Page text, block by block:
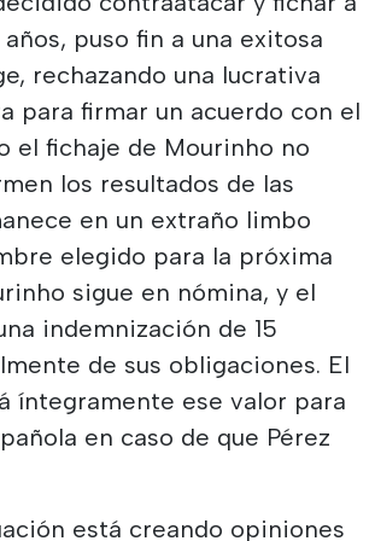
puso fin a una exitosa
rechazando una lucrativa
para firmar un acuerdo con el
el fichaje de Mourinho no
los resultados de las
en un extraño limbo
elegido para la próxima
sigue en nómina, y el
indemnización de 15
de sus obligaciones. El
íntegramente ese valor para
en caso de que Pérez
está creando opiniones